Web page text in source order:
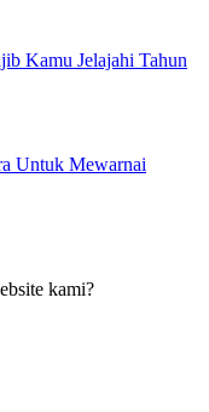
Kamu Jelajahi Tahun
Untuk Mewarnai
kami?